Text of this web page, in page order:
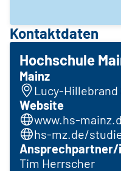
Kontaktdaten
Hochschule
Mainz
Lucy-Hillebrand
Website
www.hs-
hs-mz.de/
Ansprechpartner/
Tim Herrscher